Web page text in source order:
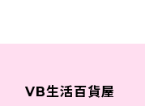
VB生活百貨屋